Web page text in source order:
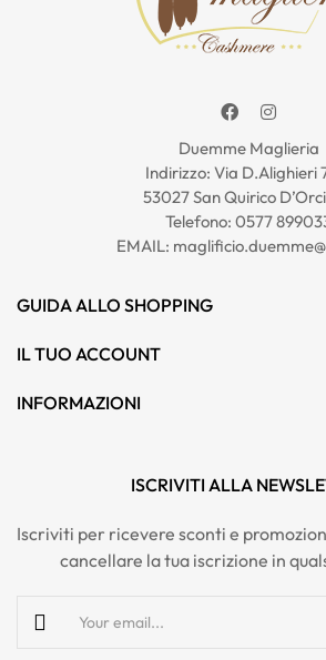
Facebook
Duemme Maglieria
Indirizzo: Via D.Alighieri
53027 San Quirico
Telefono: 0577
EMAIL:
GUIDA ALLO SHOPPING
IL TUO ACCOUNT
INFORMAZIONI
ISCRIVITI ALLA
Iscriviti per ricevere sconti e
cancellare la tua iscrizione in